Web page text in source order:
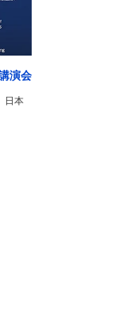
演会
日本